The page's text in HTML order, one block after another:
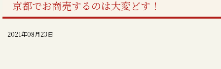
京都でお商売するのは大変どす！
2021年08月23日